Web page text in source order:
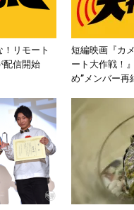
リモート
配信開始
短編映画『カ
ート大作戦！
め”メンバー再